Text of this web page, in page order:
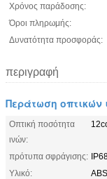
Χρόνος παράδοσης:
Όροι πληρωμής:
Δυνατότητα προσφοράς:
περιγραφή
Περάτωση οπτικών
Οπτική ποσότητα
ινών:
πρότυπα σφράγισης:
Υλικό:
ABS